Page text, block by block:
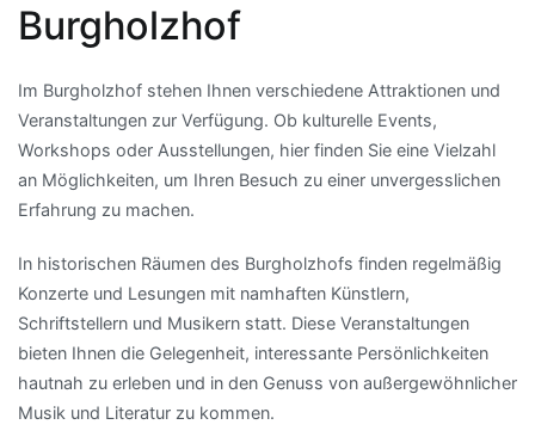
Burgholzhof
Im Burgholzhof stehen Ihnen verschiedene Attraktionen und
Veranstaltungen zur Verfügung. Ob kulturelle Events,
Workshops oder Ausstellungen, hier finden Sie eine Vielzahl
an Möglichkeiten, um Ihren Besuch zu einer unvergesslichen
Erfahrung zu machen.
In historischen Räumen des Burgholzhofs finden regelmäßig
Konzerte und Lesungen mit namhaften Künstlern,
Schriftstellern und Musikern statt. Diese Veranstaltungen
bieten Ihnen die Gelegenheit, interessante Persönlichkeiten
hautnah zu erleben und in den Genuss von außergewöhnlicher
Musik und Literatur zu kommen.